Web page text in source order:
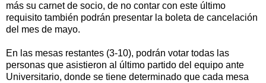
más su carnet de socio, de no contar con este último
requisito también podrán presentar la boleta de cancelación
del mes de mayo.
En las mesas restantes (3-10), podrán votar todas las
personas que asistieron al último partido del equipo ante
Universitario, donde se tiene determinado que cada mesa